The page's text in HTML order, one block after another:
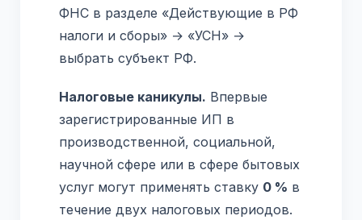
ФНС в разделе «Действующие в РФ
налоги и сборы» → «УСН» →
выбрать субъект РФ.
Налоговые каникулы. Впервые
зарегистрированные ИП в
производственной, социальной,
научной сфере или в сфере бытовых
услуг могут применять ставку 0 % в
течение двух налоговых периодов.